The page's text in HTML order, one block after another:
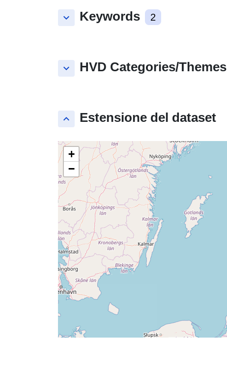
keyboard_arrow_down Keywords 2
keyboard_arrow_down HVD Categories/Themes
keyboard_arrow_up Estensione del dataset
+
−